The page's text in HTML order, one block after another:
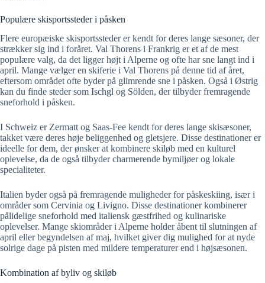
Populære skisportssteder i påsken
Flere europæiske skisportssteder er kendt for deres lange sæsoner, der
strækker sig ind i foråret. Val Thorens i Frankrig er et af de mest
populære valg, da det ligger højt i Alperne og ofte har sne langt ind i
april. Mange vælger en skiferie i Val Thorens på denne tid af året,
eftersom området ofte byder på glimrende sne i påsken. Også i Østrig
kan du finde steder som Ischgl og Sölden, der tilbyder fremragende
sneforhold i påsken.
I Schweiz er Zermatt og Saas-Fee kendt for deres lange skisæsoner,
takket være deres høje beliggenhed og gletsjere. Disse destinationer er
ideelle for dem, der ønsker at kombinere skiløb med en kulturel
oplevelse, da de også tilbyder charmerende bymiljøer og lokale
specialiteter.
Italien byder også på fremragende muligheder for påskeskiing, især i
områder som Cervinia og Livigno. Disse destinationer kombinerer
pålidelige sneforhold med italiensk gæstfrihed og kulinariske
oplevelser. Mange skiområder i Alperne holder åbent til slutningen af
april eller begyndelsen af maj, hvilket giver dig mulighed for at nyde
solrige dage på pisten med mildere temperaturer end i højsæsonen.
Kombination af byliv og skiløb